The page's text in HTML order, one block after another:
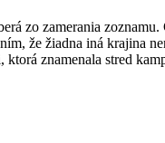
zo zamerania
že žiadna iná krajina
znamenala stred